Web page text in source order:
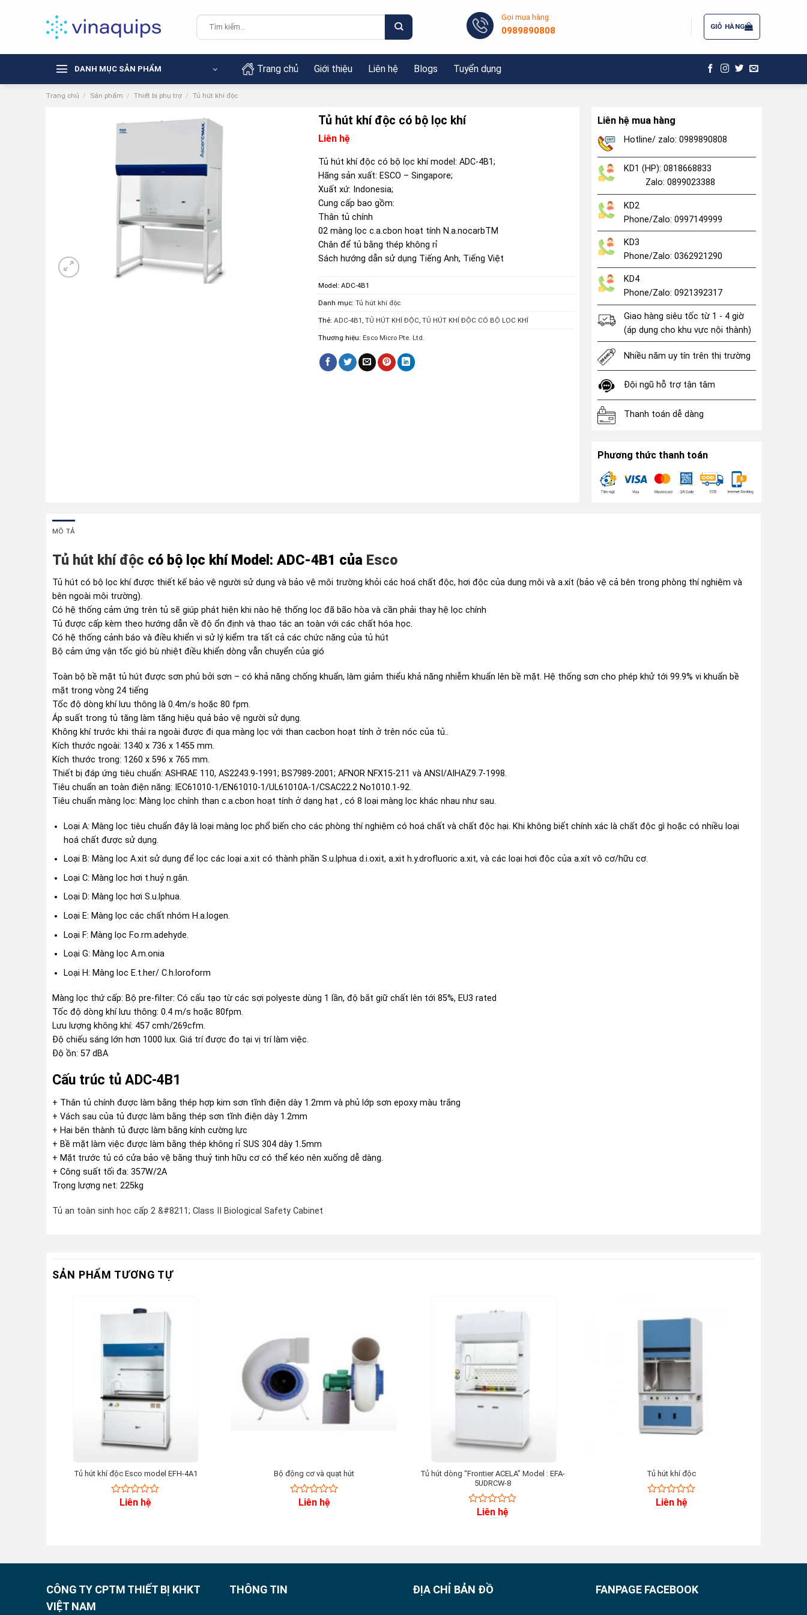
Tìm
kiếm:
Gọi mua hàng
0989890808 GIỎ HÀNG
DANH MỤC SẢN PHẨM Trang chủ Giới thiệu Liên hệ Blogs Tuyển dụng
Trang chủ / Sản phẩm / Thiết bị phụ trợ / Tủ hút khí độc
Tủ hút khí độc có bộ lọc khí
Liên hệ
Tủ hút khí độc có bộ lọc khí model: ADC-4B1;
Hãng sản xuất: ESCO – Singapore;
Xuất xứ: Indonesia;
Cung cấp bao gồm:
Thân tủ chính
02 màng lọc c.a.cbon hoạt tính N.a.nocarbTM
Chân để tủ bằng thép không rỉ
Sách hướng dẫn sử dụng Tiếng Anh, Tiếng Việt
Model:ADC-4B1
Danh mục:Tủ hút khí độc
Thẻ:ADC-4B1,TỦ HÚT KHÍ ĐỘC,TỦ HÚT KHÍ ĐỘC CÓ BỘ LỌC KHÍ
Thương hiệu: Esco Micro Pte. Ltd.
Liên hệ mua hàng
Hotline/ zalo: 0989890808
KD1 (HP): 0818668833
Zalo: 0899023388
KD2
Phone/Zalo: 0997149999
KD3
Phone/Zalo: 0362921290
KD4
Phone/Zalo: 0921392317
Giao hàng siêu tốc từ 1 - 4 giờ
(áp dụng cho khu vực nội thành)
Nhiều năm uy tín trên thị trường
Đội ngũ hỗ trợ tận tâm
Thanh toán dễ dàng
Phương thức thanh toán
MÔ TẢ
Tủ hút khí độc có bộ lọc khí Model: ADC-4B1 của Esco
Tủ hút có bộ lọc khí được thiết kế bảo vệ người sử dụng và bảo vệ môi trường khỏi các hoá chất độc, hơi độc của dung môi và a.xít (bảo vệ cả bên trong phòng thí nghiệm và
bên ngoài môi trường).
Có hệ thống cảm ứng trên tủ sẽ giúp phát hiện khi nào hệ thống lọc đã bão hòa và cần phải thay hệ lọc chính
Tủ được cấp kèm theo hướng dẫn về độ ổn định và thao tác an toàn với các chất hóa học.
Có hệ thống cảnh báo và điều khiển vi sử lý kiểm tra tất cả các chức năng của tủ hút
Bộ cảm ứng vận tốc gió bù nhiệt điều khiển dòng vẫn chuyển của gió
Toàn bộ bề mặt tủ hút được sơn phủ bởi sơn – có khả năng chống khuẩn, làm giảm thiểu khả năng nhiễm khuẩn lên bề mặt. Hệ thống sơn cho phép khử tới 99.9% vi khuẩn bề
mặt trong vòng 24 tiếng
Tốc độ dòng khí lưu thông là 0.4m/s hoặc 80 fpm.
Áp suất trong tủ tăng làm tăng hiệu quả bảo vệ người sử dụng.
Không khí trước khi thải ra ngoài được đi qua màng lọc với than cacbon hoạt tính ở trên nóc của tủ..
Kích thước ngoài: 1340 x 736 x 1455 mm.
Kích thước trong: 1260 x 596 x 765 mm.
Thiết bị đáp ứng tiêu chuẩn: ASHRAE 110, AS2243.9-1991; BS7989-2001; AFNOR NFX15-211 và ANSI/AIHAZ9.7-1998.
Tiêu chuẩn an toàn điện năng: IEC61010-1/EN61010-1/UL61010A-1/CSAC22.2 No1010.1-92.
Tiêu chuẩn màng lọc: Màng lọc chính than c.a.cbon hoạt tính ở dạng hạt , có 8 loại màng lọc khác nhau như sau.
Loại A: Màng lọc tiêu chuẩn đây là loại màng lọc phổ biến cho các phòng thí nghiệm có hoá chất và chất độc hại. Khi không biết chính xác là chất độc gì hoặc có nhiều loại
hoá chất được sử dụng.
Loại B: Màng lọc A.xit sử dụng để lọc các loại a.xit có thành phần S.u.lphua d.i.oxit, a.xit h.y.drofluoric a.xit, và các loại hơi độc của a.xít vô cơ/hữu cơ.
Loại C: Màng lọc hơi t.huỷ n.gân.
Loại D: Màng lọc hơi S.u.lphua.
Loại E: Màng lọc các chất nhóm H.a.logen.
Loại F: Màng lọc F.o.rm.adehyde.
Loại G: Màng lọc A.m.onia
Loại H: Màng loc E.t.her/ C.h.loroform
Màng lọc thứ cấp: Bộ pre-filter: Có cấu tạo từ các sợi polyeste dùng 1 lần, độ bắt giữ chất lên tới 85%, EU3 rated
Tốc độ dòng khí lưu thông: 0.4 m/s hoặc 80fpm.
Lưu lượng không khí: 457 cmh/269cfm.
Độ chiếu sáng lớn hơn 1000 lux. Giá trí được đo tại vị trí làm việc.
Độ ồn: 57 dBA
Cấu trúc tủ ADC-4B1
+ Thân tủ chính được làm bằng thép hợp kim sơn tĩnh điện dày 1.2mm và phủ lớp sơn epoxy màu trắng
+ Vách sau của tủ được làm bằng thép sơn tĩnh điện dày 1.2mm
+ Hai bên thành tủ được làm bằng kính cường lực
+ Bề mặt làm việc được làm bằng thép không rỉ SUS 304 dày 1.5mm
+ Mặt trước tủ có cửa bảo vệ bằng thuỷ tinh hữu cơ có thể kéo nên xuống dễ dàng.
+ Công suất tối đa: 357W/2A
Trọng lượng net: 225kg
Tủ an toàn sinh học cấp 2 &#8211; Class II Biological Safety Cabinet
SẢN PHẨM TƯƠNG TỰ
Tủ hút khí độc Esco model EFH-4A1
Liên hệ
Bộ động cơ và quạt hút
Liên hệ
Tủ hút dòng “Frontier ACELA” Model : EFA-
5UDRCW-8
Liên hệ
Tủ hút khí độc
Liên hệ
CÔNG TY CPTM THIẾT BỊ KHKT
VIỆT NAM
THÔNG TIN ĐỊA CHỈ BẢN ĐỒ FANPAGE FACEBOOK